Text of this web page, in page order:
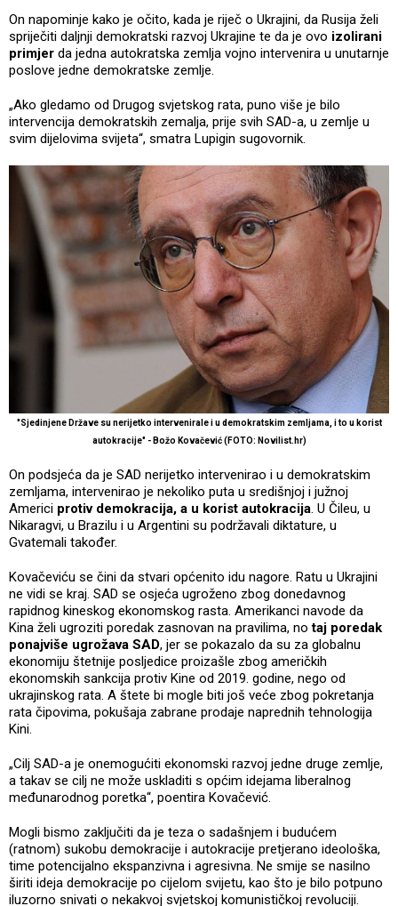
On napominje kako je očito, kada je riječ o Ukrajini, da Rusija želi
spriječiti daljnji demokratski razvoj Ukrajine te da je ovo izolirani
primjer da jedna autokratska zemlja vojno intervenira u unutarnje
poslove jedne demokratske zemlje.
„Ako gledamo od Drugog svjetskog rata, puno više je bilo
intervencija demokratskih zemalja, prije svih SAD-a, u zemlje u
svim dijelovima svijeta“, smatra Lupigin sugovornik.
"Sjedinjene Države su nerijetko intervenirale i u demokratskim zemljama, i to u korist
autokracije" - Božo Kovačević (FOTO: Novilist.hr)
On podsjeća da je SAD nerijetko intervenirao i u demokratskim
zemljama, intervenirao je nekoliko puta u središnjoj i južnoj
Americi protiv demokracija, a u korist autokracija. U Čileu, u
Nikaragvi, u Brazilu i u Argentini su podržavali diktature, u
Gvatemali također.
Kovačeviću se čini da stvari općenito idu nagore. Ratu u Ukrajini
ne vidi se kraj. SAD se osjeća ugroženo zbog donedavnog
rapidnog kineskog ekonomskog rasta. Amerikanci navode da
Kina želi ugroziti poredak zasnovan na pravilima, notaj poredak
ponajviše ugrožava SAD, jer se pokazalo da su za globalnu
ekonomiju štetnije posljedice proizašle zbog američkih
ekonomskih sankcija protiv Kine od 2019. godine, nego od
ukrajinskog rata. A štete bi mogle biti još veće zbog pokretanja
rata čipovima, pokušaja zabrane prodaje naprednih tehnologija
Kini.
„Cilj SAD-a je onemogućiti ekonomski razvoj jedne druge zemlje,
a takav se cilj ne može uskladiti s općim idejama liberalnog
međunarodnog poretka“, poentira Kovačević.
Mogli bismo zaključiti da je teza o sadašnjem i budućem
(ratnom) sukobu demokracije i autokracije pretjerano ideološka,
time potencijalno ekspanzivna i agresivna. Ne smije se nasilno
širiti ideja demokracije po cijelom svijetu, kao što je bilo potpuno
iluzorno snivati o nekakvoj svjetskoj komunističkoj revoluciji.